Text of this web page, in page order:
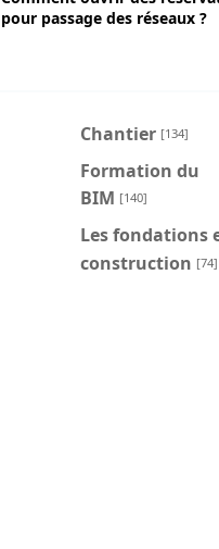
pour passage des réseaux ?
Chantier [134]
Formation du
BIM [140]
Les fondations
construction [74]